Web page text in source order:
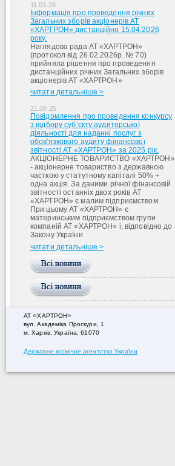
11.03.26
Інформація про проведення річних
Загальних зборів акціонерів АТ
«ХАРТРОН» дистанційно 15.04.2026
року.
Наглядова рада АТ «ХАРТРОН»
(протокол від 26.02.2026р. № 70)
прийняла рішення про проведення
дистанційних річних Загальних зборів
акціонерів АТ «ХАРТРОН»
читати детальніше >
21.08.25
Повідомлення про проведення конкурсу
з відбору суб’єкту аудиторської
діяльності для наданні послуг з
обов'язкового аудиту фінансової
звітності АТ «ХАРТРОН» за 2025 рік.
АКЦІОНЕРНЕ ТОВАРИСТВО «ХАРТРОН»
- акціонерне товариство з державною
часткою у статутному капіталі 50% +
одна акція. За даними річної фінансовій
звітності останніх двох років АТ
«ХАРТРОН» є малим підприємством.
При цьому АТ «ХАРТРОН» є
материнським підприємством групи
компаній АТ «ХАРТРОН» і, відповідно до
Закону України
читати детальніше >
АТ«ХАРТРОН»
вул. Академiка Проскури, 1
м. Харків, Україна, 61070
Державне космічне агентство України